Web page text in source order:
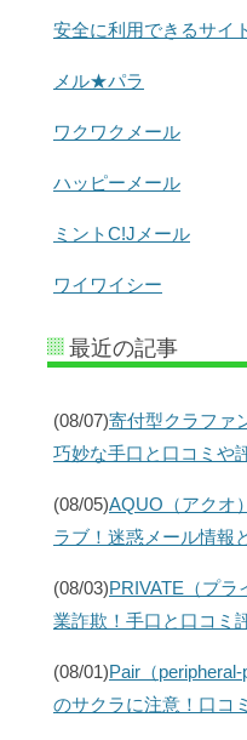
安全に利用できるサイ
メル★パラ
ワクワクメール
ハッピーメール
ミントC!Jメール
ワイワイシー
最近の記事
(08/07)寄付型クラファ
巧妙な手口と口コミや
(08/05)AQUO（アクオ
ラブ！迷惑メール情報
(08/03)PRIVATE（プラ
業詐欺！手口と口コミ
(08/01)Pair（peripheral-
のサクラに注意！口コ